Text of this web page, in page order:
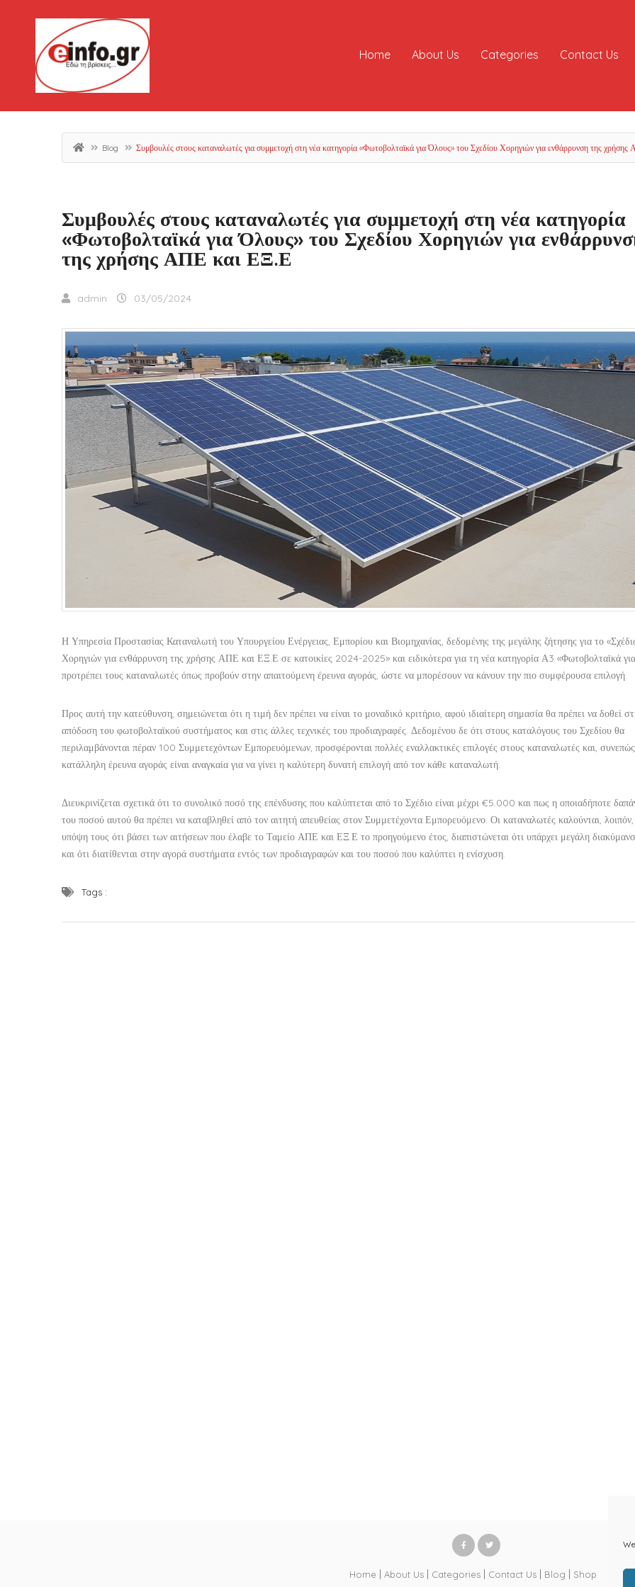
Home About Us Categories Contact Us
Blog Συμβουλές στους καταναλωτές για συμμετοχή στη νέα κατηγορία «Φωτοβολταϊκά για Όλους» του Σχεδίου Χορηγιών για ενθάρρυνση της
Συμβουλές στους καταναλωτές για συμμετοχή στη νέα κατηγορία
«Φωτοβολταϊκά για Όλους» του Σχεδίου Χορηγιών για
της χρήσης ΑΠΕ και ΕΞ.Ε
admin 03/05/2024
Η Υπηρεσία Προστασίας Καταναλωτή του Υπουργείου Ενέργειας, Εμπορίου και Βιομηχανίας, δεδομένης της μεγάλης ζήτησης για το «
Χορηγιών για ενθάρρυνση της χρήσης ΑΠΕ και ΕΞ.Ε σε κατοικίες 2024-2025» και ειδικότερα για τη νέα κατηγορία Α3 «Φωτοβολταϊκά
προτρέπει τους καταναλωτές όπως προβούν στην απαιτούμενη έρευνα αγοράς, ώστε να μπορέσουν να κάνουν την πιο συμφέρουσα επιλογή.
Προς αυτή την κατεύθυνση, σημειώνεται ότι η τιμή δεν πρέπει να είναι το μοναδικό κριτήριο, αφού ιδιαίτερη σημασία θα πρέπει να δοθεί
απόδοση του φωτοβολταϊκού συστήματος και στις άλλες τεχνικές του προδιαγραφές. Δεδομένου δε ότι στους καταλόγους του Σχεδίου θα
περιλαμβάνονται πέραν 100 Συμμετεχόντων Εμπορευόμενων, προσφέρονται πολλές εναλλακτικές επιλογές στους καταναλωτές και,
κατάλληλη έρευνα αγοράς είναι αναγκαία για να γίνει η καλύτερη δυνατή επιλογή από τον κάθε καταναλωτή.
Διευκρινίζεται σχετικά ότι το συνολικό ποσό της επένδυσης που καλύπτεται από το Σχέδιο είναι μέχρι €5.000 και πως η οποιαδήποτε
του ποσού αυτού θα πρέπει να καταβληθεί από τον αιτητή απευθείας στον Συμμετέχοντα Εμπορευόμενο. Οι καταναλωτές καλούνται,
υπόψη τους ότι βάσει των αιτήσεων που έλαβε το Ταμείο ΑΠΕ και ΕΞ.Ε το προηγούμενο έτος, διαπιστώνεται ότι υπάρχει μεγάλη
και ότι διατίθενται στην αγορά συστήματα εντός των προδιαγραφών και του ποσού που καλύπτει η ενίσχυση.
Tags :
Home About Us Categories Contact Us Blog Shop